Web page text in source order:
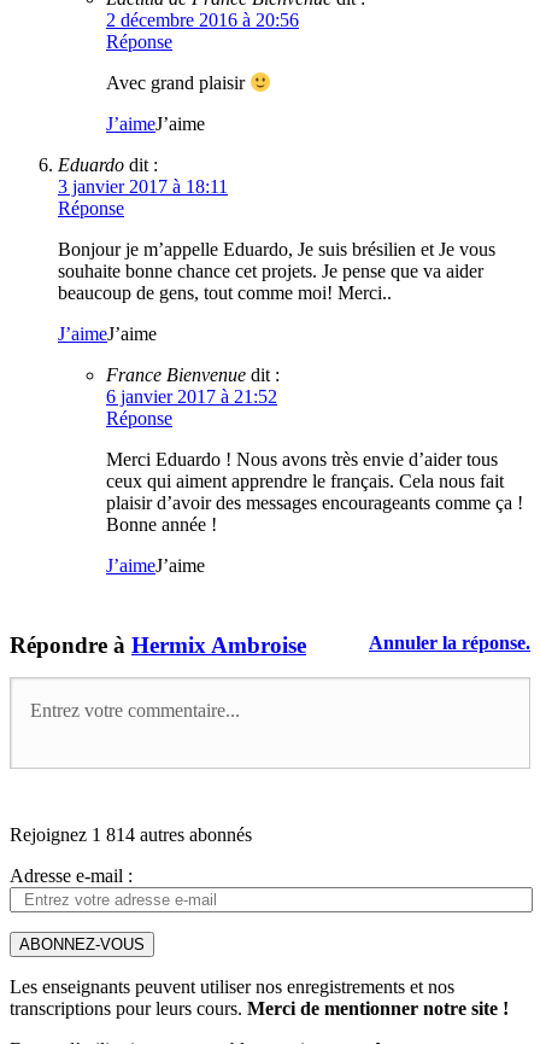
2 décembre 2016 à 20:56
Réponse
Avec grand plaisir
J’aimeJ’aime
Eduardo dit :
3 janvier 2017 à 18:11
Réponse
Bonjour je m’appelle Eduardo, Je suis brésilien et Je vous
souhaite bonne chance cet projets. Je pense que va aider
beaucoup de gens, tout comme moi! Merci..
J’aimeJ’aime
France Bienvenue dit :
6 janvier 2017 à 21:52
Réponse
Merci Eduardo ! Nous avons très envie d’aider tous
ceux qui aiment apprendre le français. Cela nous fait
plaisir d’avoir des messages encourageants comme ça !
Bonne année !
J’aimeJ’aime
Répondre à Hermix Ambroise Annuler la réponse.
Rejoignez 1 814 autres abonnés
Adresse e-mail :
ABONNEZ-VOUS
Les enseignants peuvent utiliser nos enregistrements et nos
transcriptions pour leurs cours. Merci de mentionner notre site !